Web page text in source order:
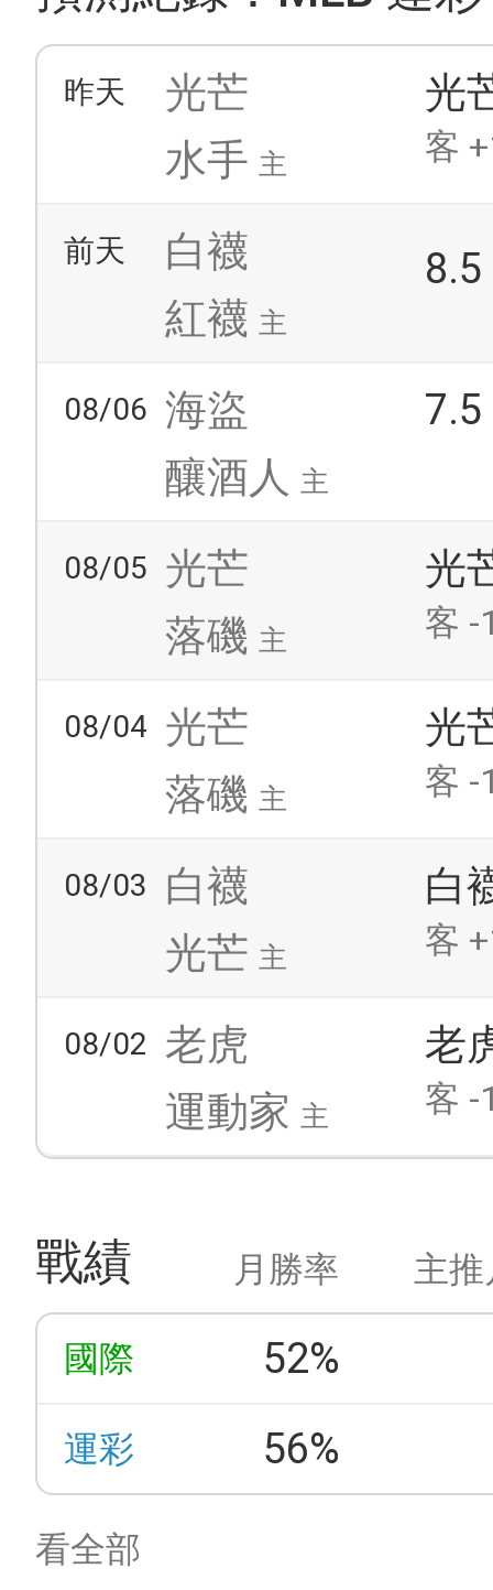
昨天
光芒
水手 主
光
客
前天
白襪
紅襪 主
08/06 海盜
釀酒人 主
7.5
08/05 光芒
落磯 主
光
客 -
08/04 光芒
落磯 主
光
客 -
08/03
白襪
光芒 主
白
客
08/02 老虎
運動家 主
老
客 -
戰績 月勝率 主
國際 52%
運彩 56%
看全部